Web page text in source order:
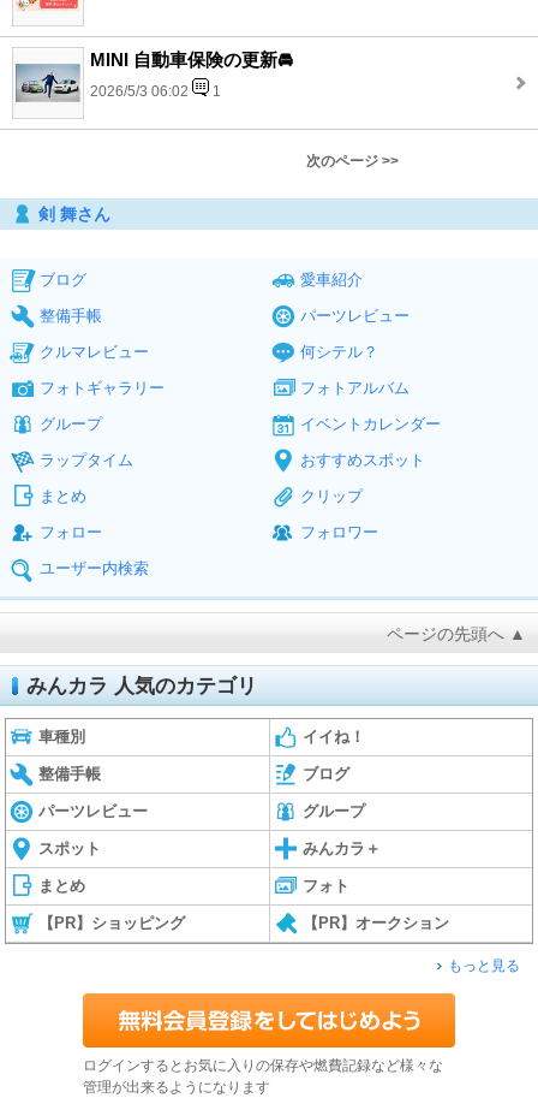
MINI 自動車保険の更新🚘
2026/5/3 06:02 1
次のページ >>
剣 舞さん
ブログ
愛車紹介
整備手帳
パーツレビュー
クルマレビュー
何シテル？
フォトギャラリー
フォトアルバム
グループ
イベントカレンダー
ラップタイム
おすすめスポット
まとめ
クリップ
フォロー
フォロワー
ユーザー内検索
ページの先頭へ ▲
みんカラ 人気のカテゴリ
車種別 イイね！
整備手帳 ブログ
パーツレビュー グループ
スポット みんカラ＋
まとめ フォト
【PR】ショッピング 【PR】オークション
もっと見る
ログインするとお気に入りの保存や燃費記録など様々な
管理が出来るようになります